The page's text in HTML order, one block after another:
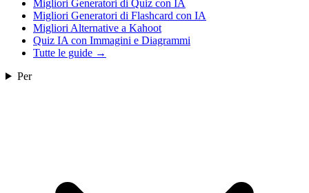
Migliori Generatori di Quiz con IA
Migliori Generatori di Flashcard con IA
Migliori Alternative a Kahoot
Quiz IA con Immagini e Diagrammi
Tutte le guide →
Per